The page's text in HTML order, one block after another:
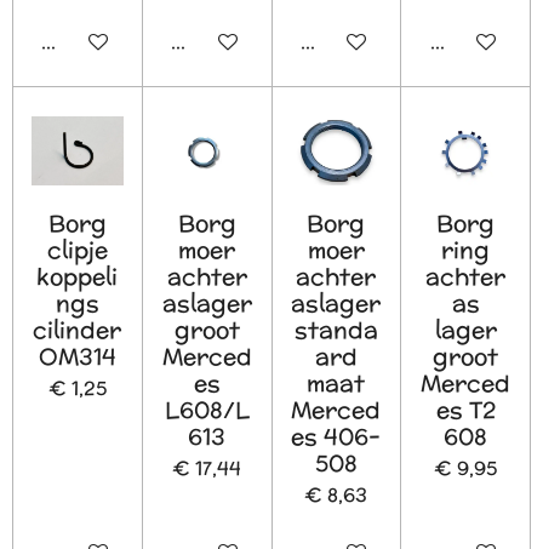
In winkelwagenIn winkelwagenIn winkelwagen
In
Borg
clipje
koppeli
ngs
cilinder
OM314
€ 1,25
Borg
moer
achter
aslager
groot
Merced
es
L608/L
613
€ 17,44
Borg
moer
achter
aslager
standa
ard
maat
Merced
es 406-
508
€ 8,63
Borg
ring
achter
as
lager
groot
Merced
es T2
608
€ 9,95